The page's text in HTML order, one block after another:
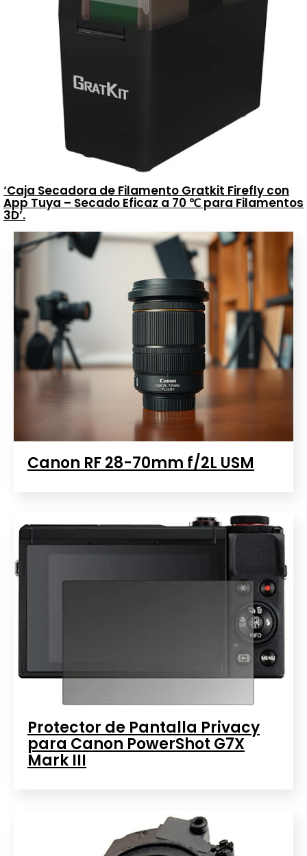
‘Caja Secadora de Filamento Gratkit Firefly con
App Tuya – Secado Eficaz a 70 ℃ para Filamentos
3D’.
Canon RF 28-70mm f/2L USM
Protector de Pantalla Privacy
para Canon PowerShot G7X
Mark III